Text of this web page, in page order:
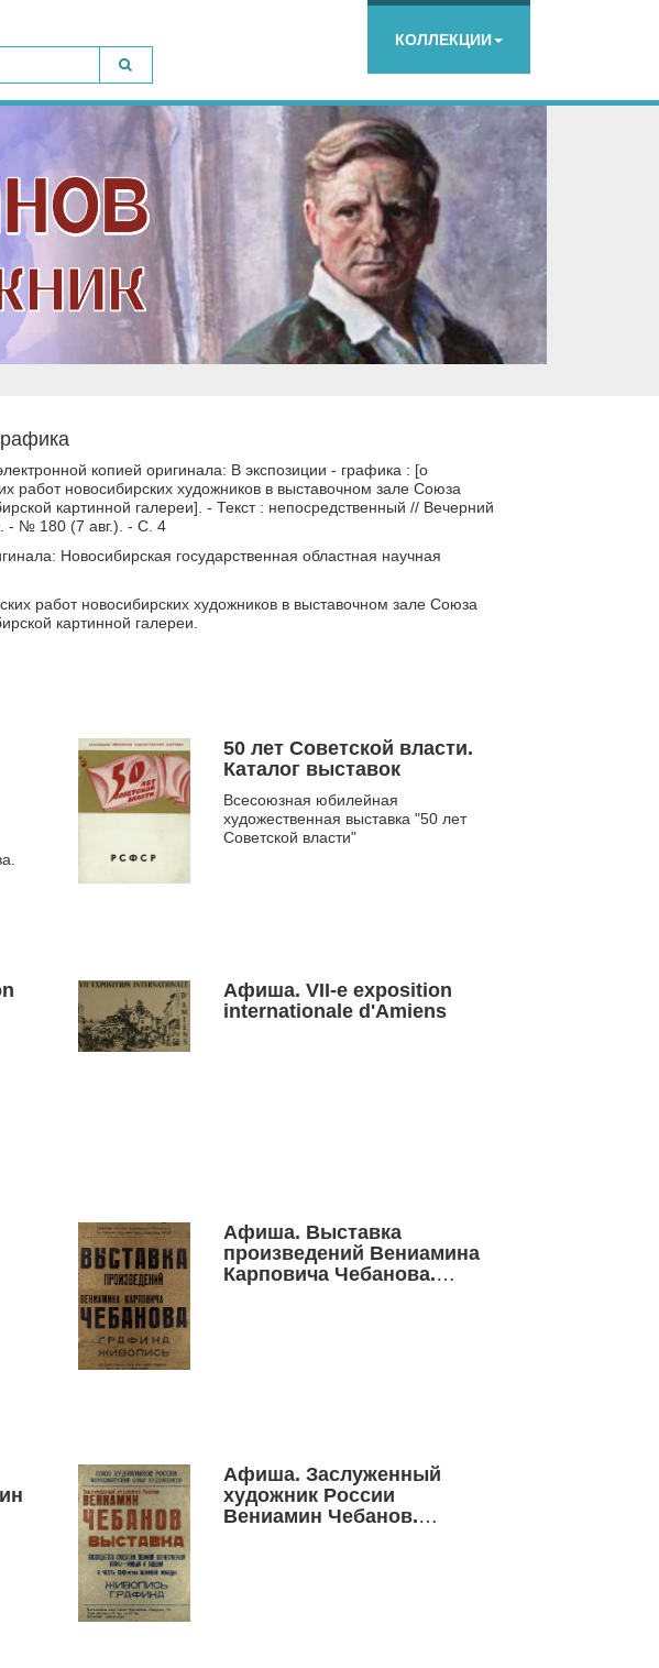
КОЛЛЕКЦИИ
копией оригинала: В экспозиции - графика : [о
работ новосибирских художников в выставочном зале Союза
картинной галереи]. - Текст : непосредственный // Вечерний
- № 180 (7 авг.). - С. 4
Новосибирская государственная областная научная
работ новосибирских художников в выставочном зале Союза
картинной галереи.
50 лет Советской власти.
Каталог выставок
Всесоюзная юбилейная
художественная выставка "50 лет
Советской власти"
Афиша. VII-e exposition
internationale d'Amiens
Афиша. Выставка
произведений Вениамина
Карповича Чебанова.
Афиша. Заслуженный
художник России
Вениамин Чебанов.